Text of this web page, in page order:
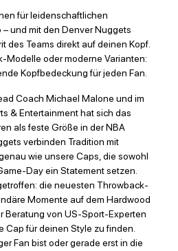
für leidenschaftlichen
und mit den Denver Nuggets
des Teams direkt auf deinen Kopf.
Modelle oder moderne Varianten:
Kopfbedeckung für jeden Fan.
Coach Michael Malone und im
& Entertainment hat sich das
als feste Größe in der NBA
verbinden Tradition mit
wie unsere Caps, die sowohl
Day ein Statement setzen.
die neuesten Throwback-
Momente auf dem Hardwood
Beratung von US-Sport-Experten
Cap für deinen Style zu finden.
Fan bist oder gerade erst in die